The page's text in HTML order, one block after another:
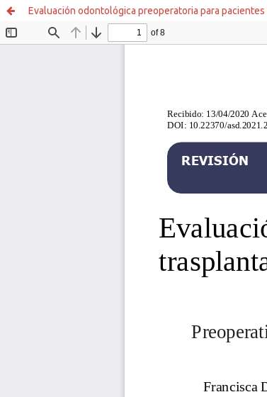
Evaluación odontológica preoperatoria para